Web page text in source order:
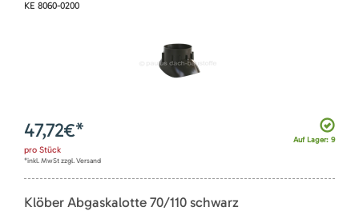
KE 8060-0200
Auf Lager: 9
47,72€*
pro Stück
*inkl. MwSt zzgl. Versand
Klöber Abgaskalotte 70/110 schwarz